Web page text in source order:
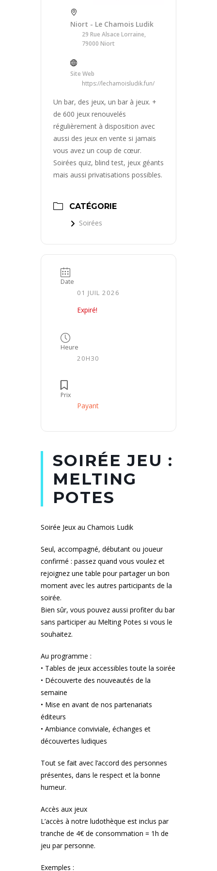
Niort - Le Chamois Ludik
29 Rue Alsace Lorraine,
79000 Niort
Site Web
https://lechamoisludik.fun/
Un bar, des jeux, un bar à jeux. +
de 600 jeux renouvelés
régulièrement à disposition avec
aussi des jeux en vente si jamais
vous avez un coup de cœur.
Soirées quiz, blind test, jeux géants
mais aussi privatisations possibles.
CATÉGORIE
Soirées
Date
01 JUIL 2026
Expiré!
Heure
20H30
Prix
Payant
SOIRÉE JEU :
MELTING
POTES
Soirée Jeux au Chamois Ludik
Seul, accompagné, débutant ou joueur
confirmé : passez quand vous voulez et
rejoignez une table pour partager un bon
moment avec les autres participants de la
soirée.
Bien sûr, vous pouvez aussi profiter du bar
sans participer au Melting Potes si vous le
souhaitez.
Au programme :
• Tables de jeux accessibles toute la soirée
• Découverte des nouveautés de la
semaine
• Mise en avant de nos partenariats
éditeurs
• Ambiance conviviale, échanges et
découvertes ludiques
Tout se fait avec l’accord des personnes
présentes, dans le respect et la bonne
humeur.
Accès aux jeux
L’accès à notre ludothèque est inclus par
tranche de 4€ de consommation = 1h de
jeu par personne.
Exemples :